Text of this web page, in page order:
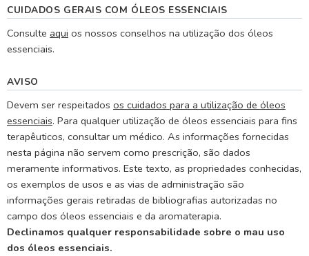
CUIDADOS GERAIS COM ÓLEOS ESSENCIAIS
Consulte aqui os nossos conselhos na utilização dos óleos
essenciais.
AVISO
Devem ser respeitados os cuidados para a utilização de óleos
essenciais. Para qualquer utilização de óleos essenciais para fins
terapêuticos, consultar um médico. As informações fornecidas
nesta página não servem como prescrição, são dados
meramente informativos. Este texto, as propriedades conhecidas,
os exemplos de usos e as vias de administração são
informações gerais retiradas de bibliografias autorizadas no
campo dos óleos essenciais e da aromaterapia.
Declinamos qualquer responsabilidade sobre o mau uso
dos óleos essenciais.